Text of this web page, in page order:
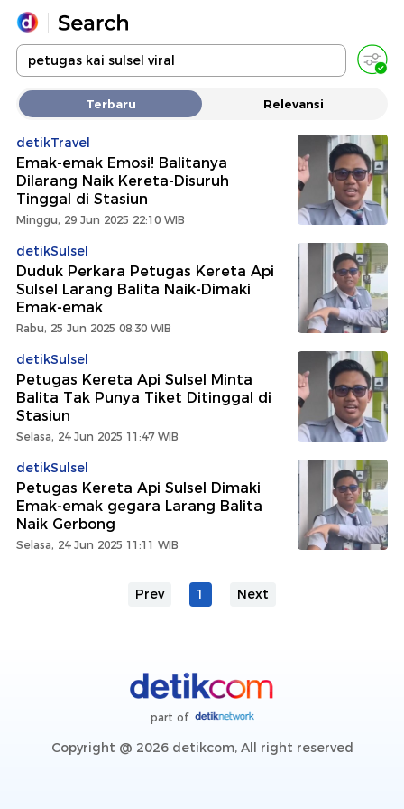
Yang sedang ramai dicari
Loading...
Promoted
Terakhir yang dicari
Terbaru Relevansi
detikTravel
Emak-emak Emosi! Balitanya
Dilarang Naik Kereta-Disuruh
Tinggal di Stasiun
Minggu, 29 Jun 2025 22:10 WIB
detikSulsel
Duduk Perkara Petugas Kereta Api
Sulsel Larang Balita Naik-Dimaki
Emak-emak
Rabu, 25 Jun 2025 08:30 WIB
detikSulsel
Petugas Kereta Api Sulsel Minta
Balita Tak Punya Tiket Ditinggal di
Stasiun
Selasa, 24 Jun 2025 11:47 WIB
detikSulsel
Petugas Kereta Api Sulsel Dimaki
Emak-emak gegara Larang Balita
Naik Gerbong
Selasa, 24 Jun 2025 11:11 WIB
Prev 1 Next
part of
Copyright @ 2026 detikcom, All right reserved